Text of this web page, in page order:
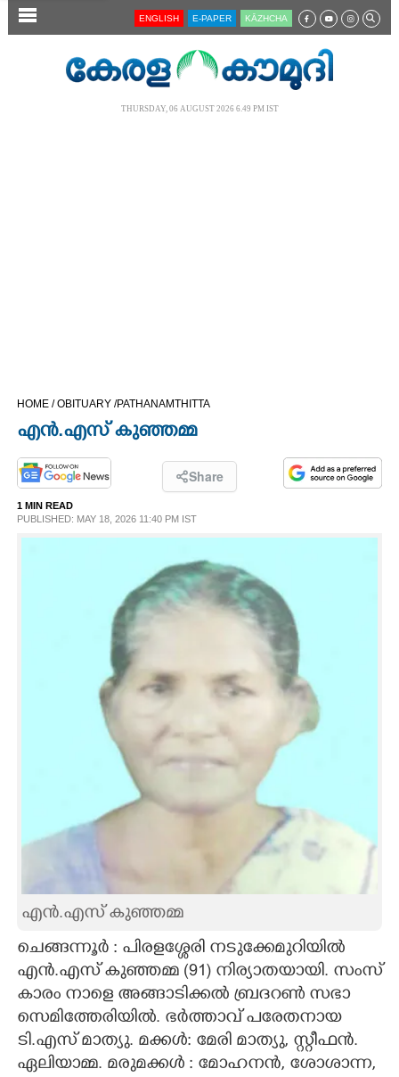
SECTIONS
OPINION
PHOTOS
CARTOONS
CONTACT US
ENGLISH E-PAPER KĀZHCHA
THURSDAY, 06 AUGUST 2026 6.49 PM IST
HOME /OBITUARY /PATHANAMTHITTA
എൻ.എ​സ് കു​ഞ്ഞ​മ്മ
Share
1 MIN READ
PUBLISHED: MAY 18, 2026 11:40 PM IST
എൻ.എ​സ് കു​ഞ്ഞ​മ്മ
ചെങ്ങ​ന്നൂർ : പി​ര​ള​ശ്ശേ​രി ന​ടു​ക്കേ​മു​റിയിൽ
എൻ.എ​സ് കു​ഞ്ഞ​മ്മ (91) നി​ര്യാ​ത​യാ​യി. സം​സ്​
കാ​രം നാ​ളെ അ​ങ്ങാ​ടി​ക്കൽ ബ്രദ​റൺ സ​ഭാ
സെ​മി​ത്തേ​രി​യിൽ. ഭർ​ത്താ​വ് പ​രേ​തനാ​യ
ടി.എ​സ് മാ​ത്യു. മ​ക്കൾ: മേ​രി മാ​ത്യു, സ്റ്റീ​ഫൻ.
ഏ​ലി​യാ​മ്മ. മ​രുമ​ക്കൾ : മോ​ഹ​നൻ, ശോ​ശാ​ന്ന,